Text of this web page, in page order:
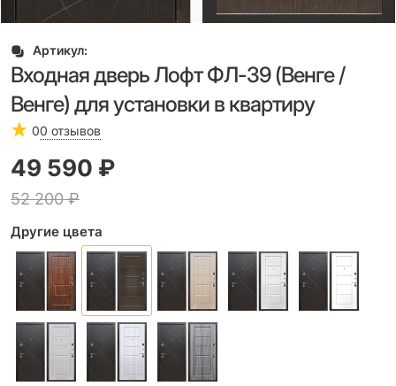
Артикул:
Входная дверь Лофт ФЛ-39 (Венге /
Венге) для установки в квартиру
00 отзывов
52 200 ₽
49 590 ₽
Другие цвета